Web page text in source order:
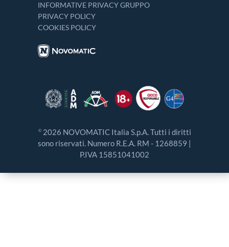
INFORMATIVE PRIVACY GRUPPO
PRIVACY POLICY
COOKIES POLICY
©2026 NOVOMATIC Italia S.p.A. Tutti i diritti
sono riservati. Numero R.E.A. RM - 1268859 |
P.IVA 15851041002